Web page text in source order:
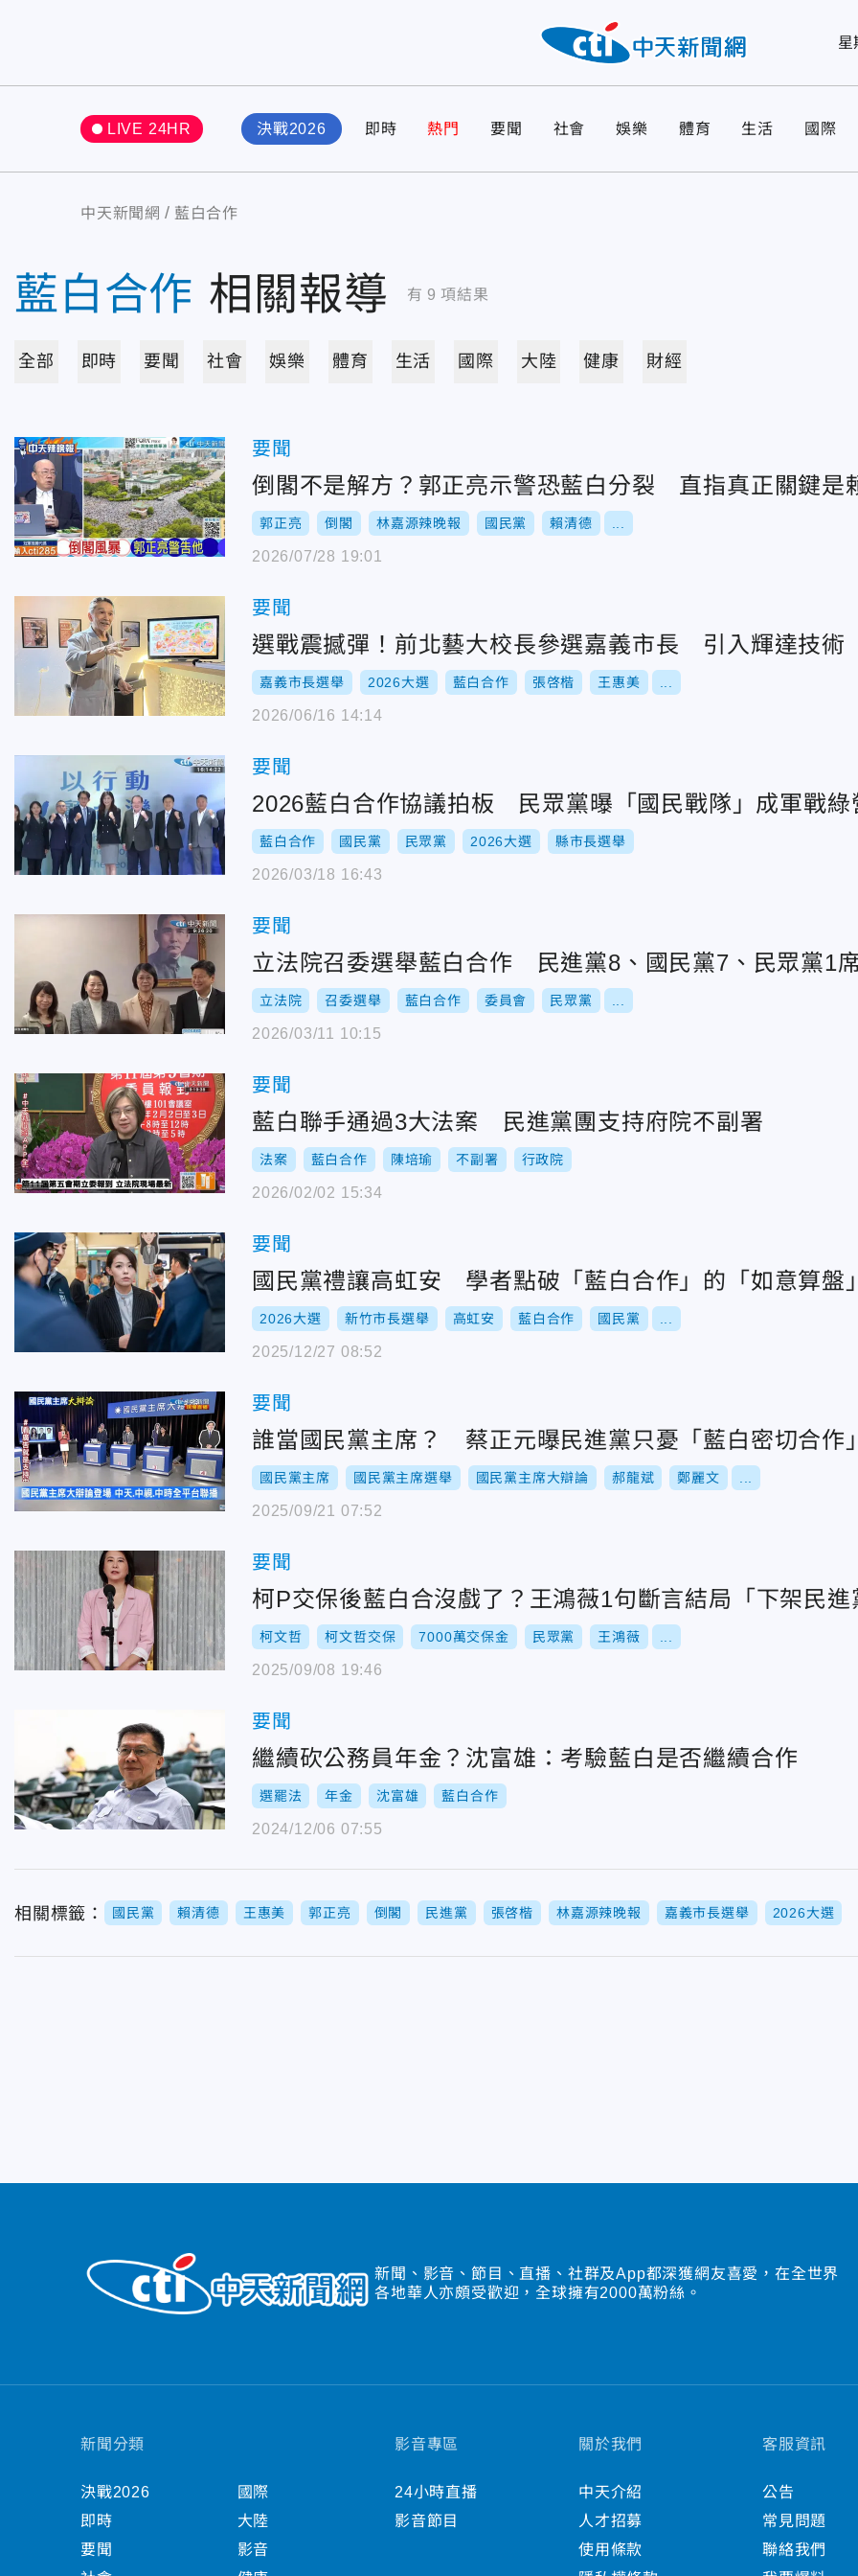
星
LIVE 24HR 決戰2026 即時 熱門 要聞 社會 娛樂 體育 生活 國際
中天新聞網 藍白合作
藍白合作 相關報導 有 9 項結果
全部 即時 要聞 社會 娛樂 體育 生活 國際 大陸 健康 財經
要聞
倒閣不是解方？郭正亮示警恐藍白分裂 直指真正關鍵是
郭正亮 倒閣 林嘉源辣晚報 國民黨 賴清德
2026/07/28 19:01
要聞
選戰震撼彈！前北藝大校長參選嘉義市長 引入輝達技術
嘉義市長選舉 2026大選 藍白合作 張啓楷 王惠美
2026/06/16 14:14
要聞
2026藍白合作協議拍板 民眾黨曝「國民戰隊」成軍戰綠
藍白合作 國民黨 民眾黨 2026大選 縣市長選舉
2026/03/18 16:43
要聞
立法院召委選舉藍白合作 民進黨8、國民黨7、民眾黨1
立法院 召委選舉 藍白合作 委員會 民眾黨
2026/03/11 10:15
要聞
藍白聯手通過3大法案 民進黨團支持府院不副署
法案 藍白合作 陳培瑜 不副署 行政院
2026/02/02 15:34
要聞
國民黨禮讓高虹安 學者點破「藍白合作」的「如意算盤
2026大選 新竹市長選舉 高虹安 藍白合作 國民黨
2025/12/27 08:52
要聞
誰當國民黨主席？ 蔡正元曝民進黨只憂「藍白密切合作
國民黨主席 國民黨主席選舉 國民黨主席大辯論 郝龍斌 鄭麗文
2025/09/21 07:52
要聞
柯P交保後藍白合沒戲了？王鴻薇1句斷言結局「下架民進
柯文哲 柯文哲交保 7000萬交保金 民眾黨 王鴻薇
2025/09/08 19:46
要聞
繼續砍公務員年金？沈富雄：考驗藍白是否繼續合作
選罷法 年金 沈富雄 藍白合作
2024/12/06 07:55
相關標籤： 國民黨 賴清德 王惠美 郭正亮 倒閣 民進黨 張啓楷 林嘉源辣晚報 嘉義市長選舉 2026大選
新聞、影音、節目、直播、社群及App都深獲網友喜愛，在全世界
各地華人亦頗受歡迎，全球擁有2000萬粉絲。
新聞分類
決戰2026
即時
要聞
國際
大陸
影音
影音專區
24小時直播
影音節目
關於我們
中天介紹
人才招募
使用條款
客服資訊
公告
常見問題
聯絡我們